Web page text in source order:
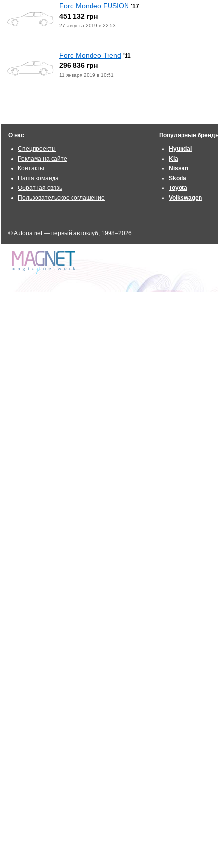
Ford Mondeo FUSION '17
451 132 грн
27 августа 2019 в 22:53
Ford Mondeo Trend '11
296 836 грн
11 января 2019 в 10:51
О нас
Спецпроекты
Реклама на сайте
Контакты
Наша команда
Обратная связь
Пользовательское соглашение
Популярные
Hyundai
Kia
Nissan
Skoda
Toyota
Volkswagen
© Autoua.net — первый автоклуб, 1998–2026.